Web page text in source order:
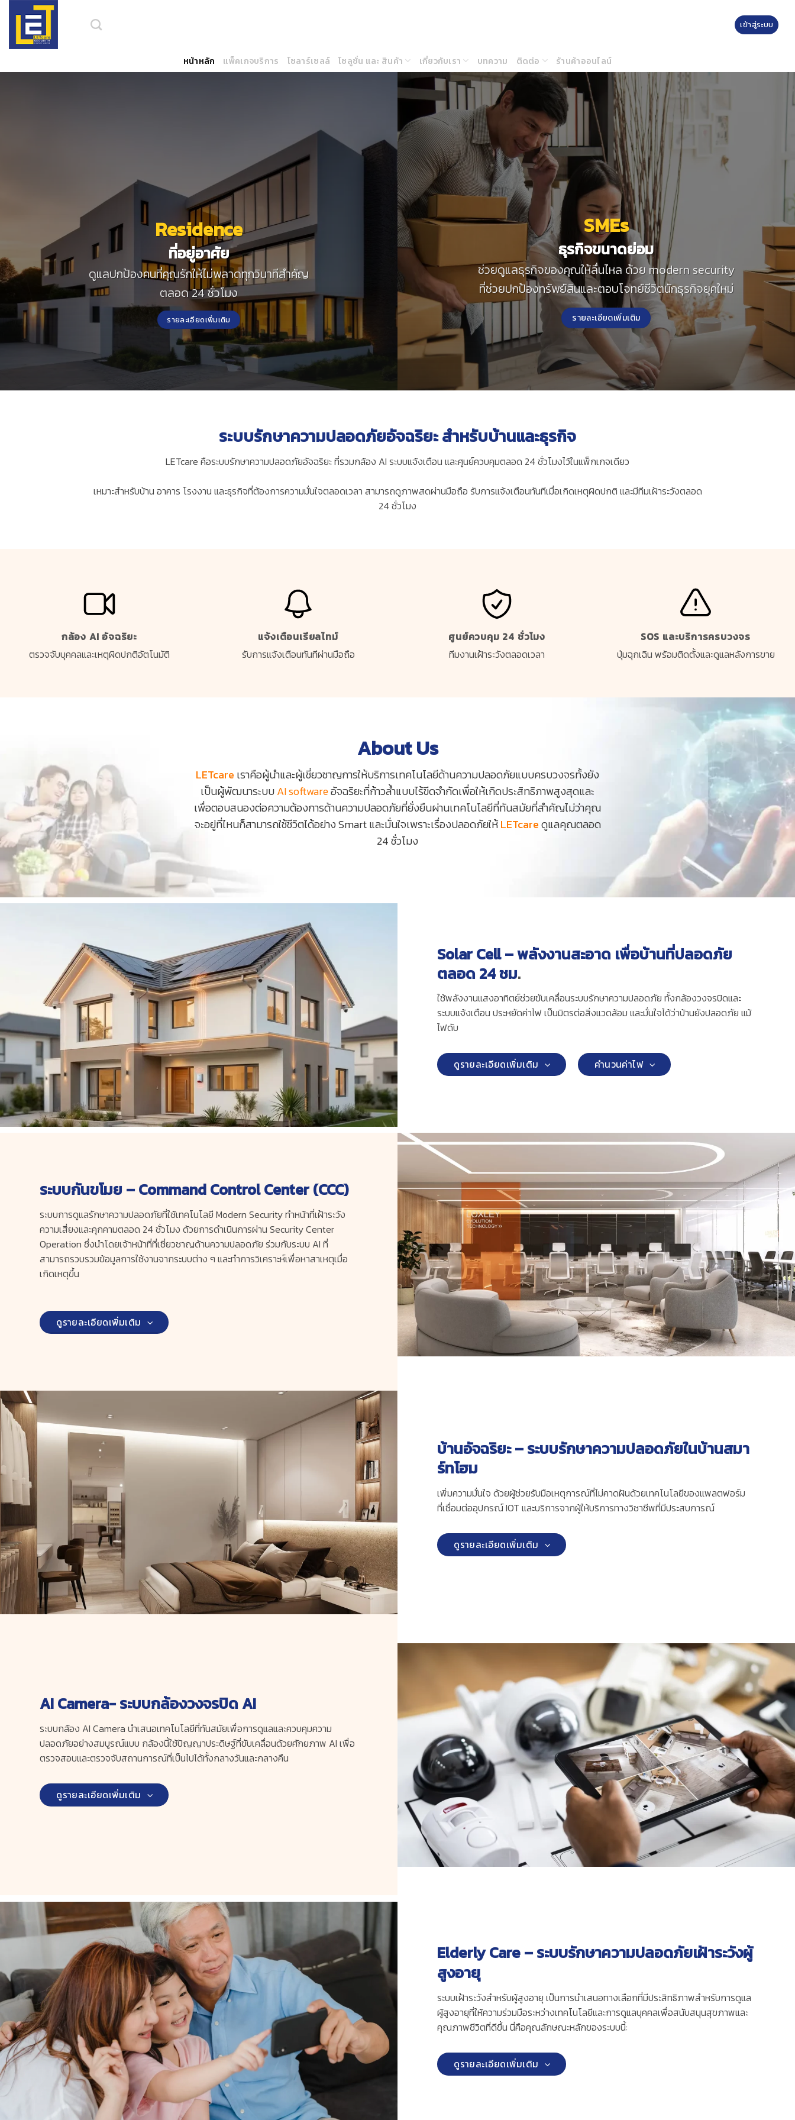
content
เข้าสู่ระบบ
หน้าหลัก แพ็คเกจบริการ โซลาร์เซลล์ โซลูชั่น และ สินค้า เกี่ยวกับเรา บทความ ติดต่อ ร้านค้าออนไลน์
Residence
ที่อยู่อาศัย
ดูแลปกป้องคนที่คุณรักให้ไม่พลาดทุกวินาทีสำคัญ
ตลอด 24 ชั่วโมง
รายละเอียดเพิ่มเติม
SMEs
ธุรกิจขนาดย่อม
ช่วยดูแลธุรกิจของคุณให้ลื่นไหล ด้วย modern security
ที่ช่วยปกป้องทรัพย์สินและตอบโจทย์ชีวิตนักธุรกิจยุคใหม่
รายละเอียดเพิ่มเติม
ระบบรักษาความปลอดภัยอัจฉริยะ สำหรับบ้านและธุรกิจ
LETcare คือระบบรักษาความปลอดภัยอัจฉริยะ ที่รวมกล้อง AI ระบบแจ้งเตือน และศูนย์ควบคุมตลอด 24 ชั่วโมงไว้ในแพ็กเกจเดียว
เหมาะสำหรับบ้าน อาคาร โรงงาน และธุรกิจที่ต้องการความมั่นใจตลอดเวลา สามารถดูภาพสดผ่านมือถือ รับการแจ้งเตือนทันทีเมื่อเกิดเหตุผิดปกติ และมีทีมเฝ้าระวังตลอด
24 ชั่วโมง
กล้อง AI อัจฉริยะ
ตรวจจับบุคคลและเหตุผิดปกติอัตโนมัติ
แจ้งเตือนเรียลไทม์
รับการแจ้งเตือนทันทีผ่านมือถือ
ศูนย์ควบคุม 24 ชั่วโมง
ทีมงานเฝ้าระวังตลอดเวลา
SOS และบริการครบวงจร
ปุ่มฉุกเฉิน พร้อมติดตั้งและดูแลหลังการขาย
About Us
LETcare เราคือผู้นำและผู้เชี่ยวชาญการให้บริการเทคโนโลยีด้านความปลอดภัยแบบครบวงจรทั้งยัง
เป็นผู้พัฒนาระบบAI softwareอัจฉริยะที่ก้าวล้ำแบบไร้ขีดจำกัดเพื่อให้เกิดประสิทธิภาพสูงสุดและ
เพื่อตอบสนองต่อความต้องการด้านความปลอดภัยที่ยั่งยืนผ่านเทคโนโลยีที่ทันสมัยที่สำคัญไม่ว่าคุณ
จะอยู่ที่ไหนก็สามารถใช้ชีวิตได้อย่าง Smart และมั่นใจเพราะเรื่องปลอดภัยให้LETcareดูแลคุณตลอด
24 ชั่วโมง
Solar Cell – พลังงานสะอาด เพื่อบ้านที่ปลอดภัย
ตลอด 24 ชม.
ใช้พลังงานแสงอาทิตย์ช่วยขับเคลื่อนระบบรักษาความปลอดภัย ทั้งกล้องวงจรปิดและ
ระบบแจ้งเตือน ประหยัดค่าไฟ เป็นมิตรต่อสิ่งแวดล้อม และมั่นใจได้ว่าบ้านยังปลอดภัย แม้
ไฟดับ
ดูรายละเอียดเพิ่มเติม คำนวนค่าไฟ
ระบบกันขโมย – Command Control Center (CCC)
ระบบการดูแลรักษาความปลอดภัยที่ใช้เทคโนโลยี Modern Security ทำหน้าที่เฝ้าระวัง
ความเสี่ยงและคุกคามตลอด 24 ชั่วโมง ด้วยการดำเนินการผ่าน Security Center
Operation ซึ่งนำโดยเจ้าหน้าที่ที่เชี่ยวชาญด้านความปลอดภัย ร่วมกับระบบ AI ที่
สามารถรวบรวมข้อมูลการใช้งานจากระบบต่าง ๆ และทำการวิเคราะห์เพื่อหาสาเหตุเมื่อ
เกิดเหตุขึ้น
ดูรายละเอียดเพิ่มเติม
บ้านอัจฉริยะ – ระบบรักษาความปลอดภัยในบ้านสมา
ร์ทโฮม
เพิ่มความมั่นใจ ด้วยผู้ช่วยรับมือเหตุการณ์ที่ไม่คาดฝันด้วยเทคโนโลยีของแพลตฟอร์ม
ที่เชื่อมต่ออุปกรณ์ IOT และบริการจากผู้ให้บริการทางวิชาชีพที่มีประสบการณ์
ดูรายละเอียดเพิ่มเติม
AI Camera- ระบบกล้องวงจรปิด AI
ระบบกล้อง AI Camera นำเสนอเทคโนโลยีที่ทันสมัยเพื่อการดูแลและควบคุมความ
ปลอดภัยอย่างสมบูรณ์แบบ กล้องนี้ใช้ปัญญาประดิษฐ์ที่ขับเคลื่อนด้วยศักยภาพ AI เพื่อ
ตรวจสอบและตรวจจับสถานการณ์ที่เป็นไปได้ทั้งกลางวันและกลางคืน
ดูรายละเอียดเพิ่มเติม
Elderly Care – ระบบรักษาความปลอดภัยเฝ้าระวังผู้
สูงอายุ
ระบบเฝ้าระวังสำหรับผู้สูงอายุ เป็นการนำเสนอทางเลือกที่มีประสิทธิภาพสำหรับการดูแล
ผู้สูงอายุที่ให้ความร่วมมือระหว่างเทคโนโลยีและการดูแลบุคคลเพื่อสนับสนุนสุขภาพและ
คุณภาพชีวิตที่ดีขึ้น นี่คือคุณลักษณะหลักของระบบนี้:
ดูรายละเอียดเพิ่มเติม